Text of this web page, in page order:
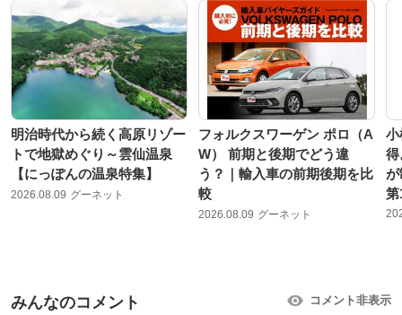
明治時代から続く高原リゾー
トで地獄めぐり～雲仙温泉
【にっぽんの温泉特集】
2026.08.09 グーネット
フォルクスワーゲン ポロ（A
W） 前期と後期でどう違
う？｜輸入車の前期後期を比
較
2026.08.09 グーネット
小
得
が
第
みんなのコメント コメント非表示